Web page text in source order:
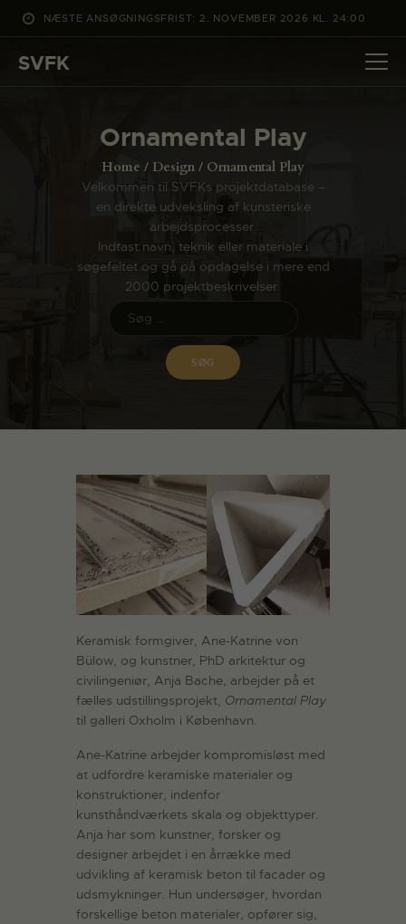
NÆSTE ANSØGNINGSFRIST: 2. NOVEMBER 2026 KL. 24:00
SVFK
Ornamental Play
Home Design Ornamental Play
Velkommen til SVFKs projektdatabase –
en direkte udveksling af kunsteriske
arbejdsprocesser.
Indtast navn, teknik eller materiale i
søgefeltet og gå på opdagelse i mere end
2000 projektbeskrivelser.
DET SKER
CHANNEL
ANSØG
OM SVFK
ENGLISH
Keramisk formgiver, Ane-Katrine von
Bülow, og kunstner, PhD arkitektur og
civilingeniør, Anja Bache, arbejder på et
fælles udstillingsprojekt, Ornamental Play
til galleri Oxholm i København.
Ane-Katrine arbejder kompromisløst med
at udfordre keramiske materialer og
konstruktioner, indenfor
kunsthåndværkets skala og objekttyper.
Anja har som kunstner, forsker og
designer arbejdet i en årrække med
udvikling af keramisk beton til facader og
udsmykninger. Hun undersøger, hvordan
forskellige beton materialer, opfører sig,